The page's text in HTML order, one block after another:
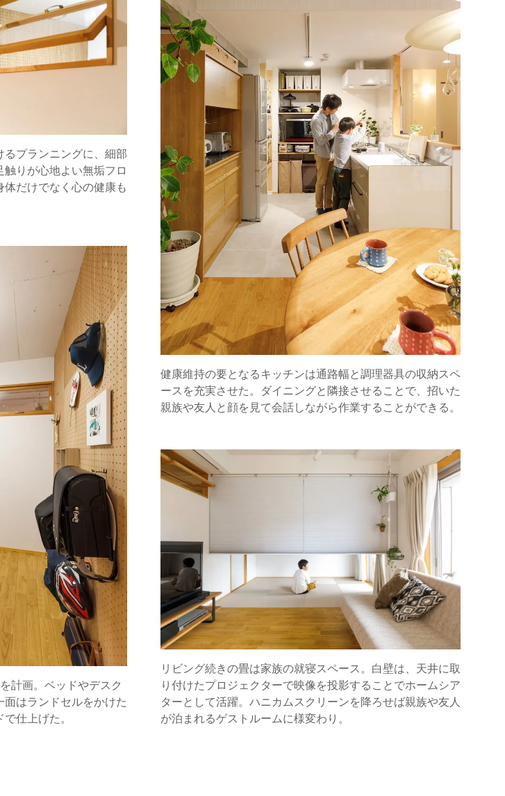
プランニングに、細部
りが心地よい無垢フロ
だけでなく心の健康も
計画。ベッドやデスク
はランドセルをかけた
仕上げた。
健康維持の要となるキッチンは通路幅と調理器具の収納スペ
ースを充実させた。ダイニングと隣接させることで、招いた
親族や友人と顔を見て会話しながら作業することができる。
リビング続きの畳は家族の就寝スペース。白壁は、天井に取
り付けたプロジェクターで映像を投影することでホームシア
ターとして活躍。ハニカムスクリーンを降ろせば親族や友人
が泊まれるゲストルームに様変わり。